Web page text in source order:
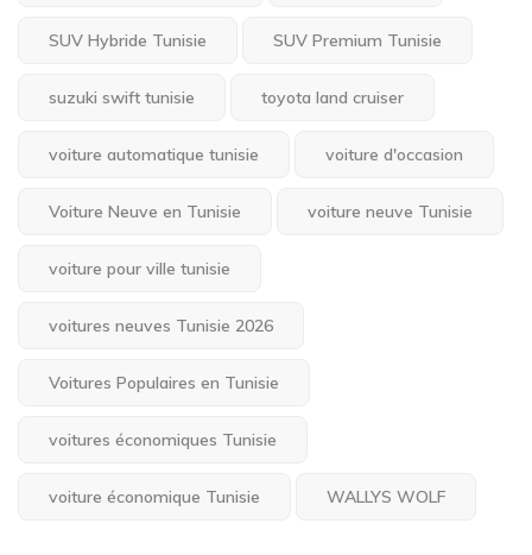
SUV Hybride Tunisie SUV Premium Tunisie
suzuki swift tunisie toyota land cruiser
voiture automatique tunisie voiture d'occasion
Voiture Neuve en Tunisie voiture neuve Tunisie
voiture pour ville tunisie
voitures neuves Tunisie 2026
Voitures Populaires en Tunisie
voitures économiques Tunisie
voiture économique Tunisie WALLYS WOLF